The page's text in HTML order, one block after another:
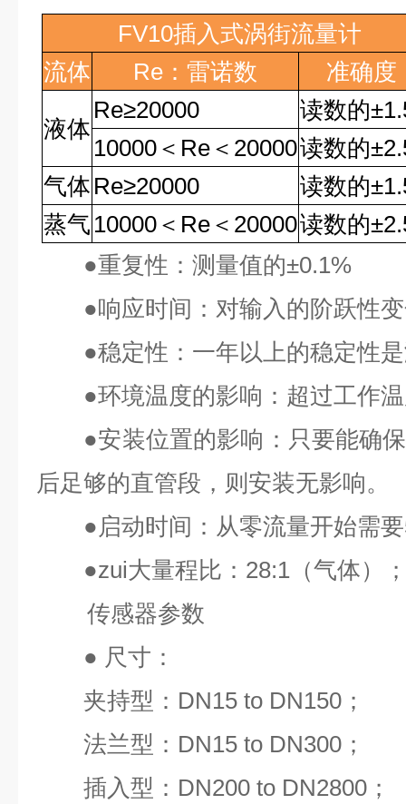
FV10插入式涡街流量计
流体
Re ：雷诺数 准确度
液体
Re≥20000 读数的
10000 ＜ Re ＜ 20000读数的
气体 Re≥20000 读数的
蒸气 10000 ＜ Re ＜ 20000读数的
●重复性：测量值的±0.1%
●响应时间：对输入的阶跃性
●稳定性：一年以上的稳定性
●环境温度的影响：超过工作
●安装位置的影响：只要能确
后足够的直管段，则安装无影响。
●启动时间：从零流量开始需要
●zui大量程比： 28:1 （气体）
传感器参数
● 尺寸：
夹持型： DN15 to DN150 ；
法兰型： DN15 to DN300 ；
插入型： DN200 to DN2800 ；